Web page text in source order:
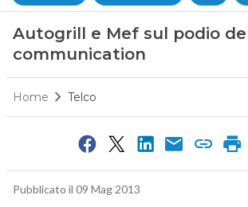
Autogrill e Mef sul podio
communication
Home Telco
Pubblicato il 09 Mag 2013